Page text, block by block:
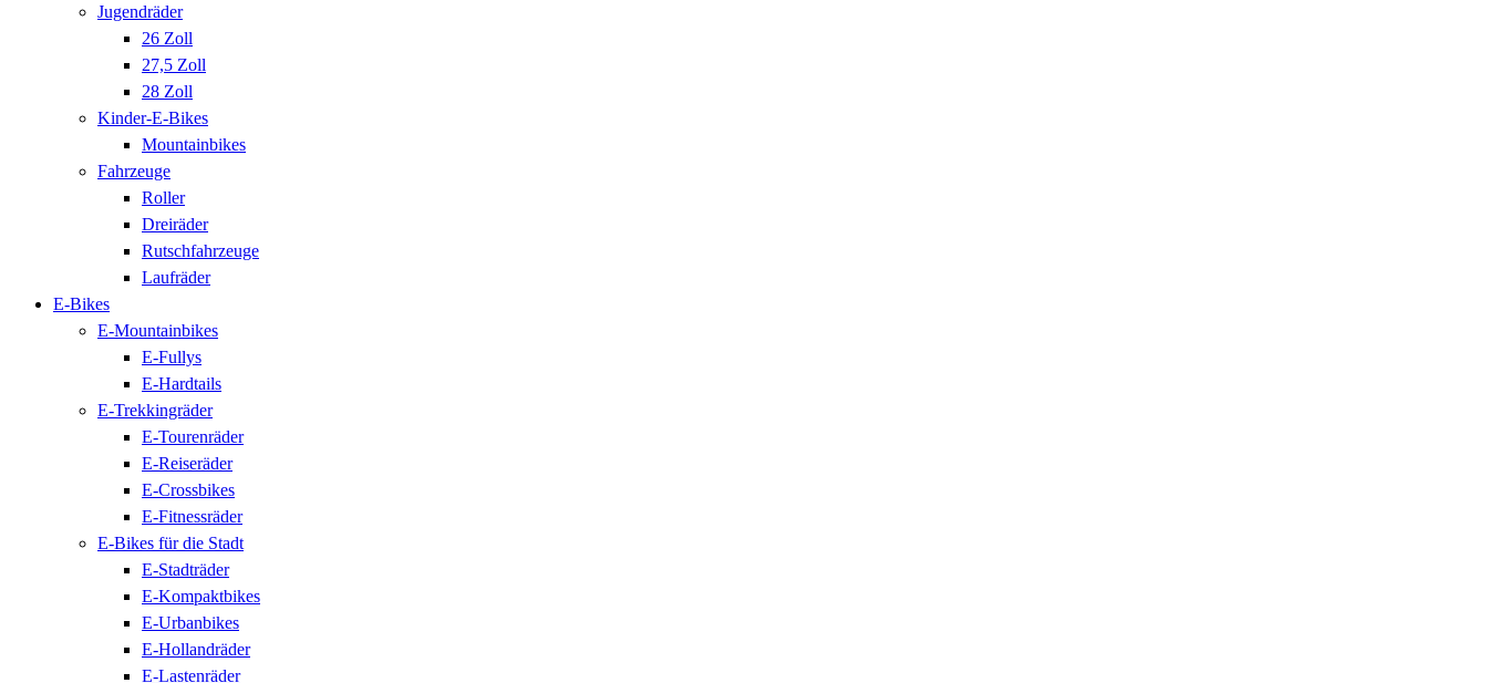
Jugendräder
26 Zoll
27,5 Zoll
28 Zoll
Kinder-E-Bikes
Mountainbikes
Fahrzeuge
Roller
Dreiräder
Rutschfahrzeuge
Laufräder
E-Bikes
E-Mountainbikes
E-Fullys
E-Hardtails
E-Trekkingräder
E-Tourenräder
E-Reiseräder
E-Crossbikes
E-Fitnessräder
E-Bikes für die Stadt
E-Stadträder
E-Kompaktbikes
E-Urbanbikes
E-Hollandräder
E-Lastenräder